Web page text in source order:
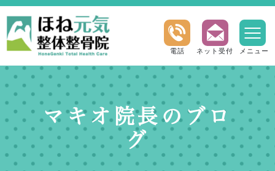
メニュー
ネット受付
電話
マキオ院長のブロ
グ